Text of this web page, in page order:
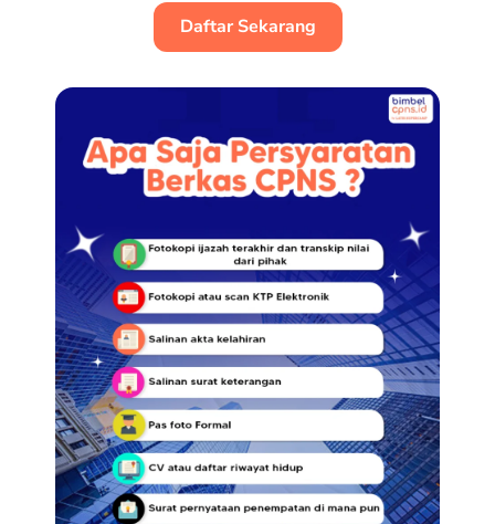
Daftar Sekarang